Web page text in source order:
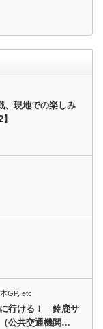
、現地での楽しみ
GP,etc
行ける！ 鈴鹿サ
公共交通機関…